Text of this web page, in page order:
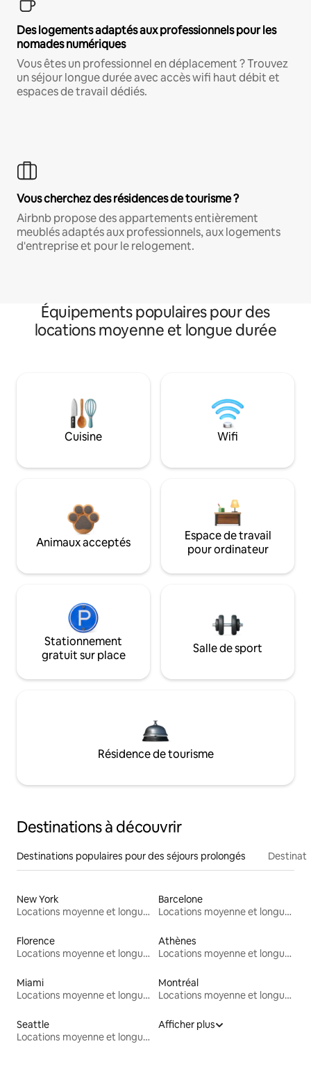
Des logements adaptés aux professionnels pour les
nomades numériques
Vous êtes un professionnel en déplacement ? Trouvez
un séjour longue durée avec accès wifi haut débit et
espaces de travail dédiés.
Vous cherchez des résidences de tourisme ?
Airbnb propose des appartements entièrement
meublés adaptés aux professionnels, aux logements
d'entreprise et pour le relogement.
Équipements populaires pour des
locations moyenne et longue durée
Cuisine Wifi
Animaux acceptés
Espace de travail
pour ordinateur
Stationnement
gratuit sur place
Salle de sport
Résidence de tourisme
Destinations à découvrir
Destinations populaires pour des séjours prolongés
New York
Locations moyenne et longue durée
Barcelone
Locations moyenne et longue durée
Florence
Locations moyenne et longue durée
Athènes
Locations moyenne et longue durée
Miami
Locations moyenne et longue durée
Montréal
Locations moyenne et longue durée
Seattle
Locations moyenne et longue durée
Afficher plus